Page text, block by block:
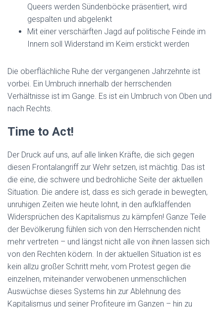
Queers werden Sündenböcke präsentiert, wird
gespalten und abgelenkt
Mit einer verschärften Jagd auf politische Feinde im
Innern soll Widerstand im Keim erstickt werden
Die oberflächliche Ruhe der vergangenen Jahrzehnte ist
vorbei. Ein Umbruch innerhalb der herrschenden
Verhältnisse ist im Gange. Es ist ein Umbruch von Oben und
nach Rechts.
Time to Act!
Der Druck auf uns, auf alle linken Kräfte, die sich gegen
diesen Frontalangriff zur Wehr setzen, ist mächtig. Das ist
die eine, die schwere und bedrohliche Seite der aktuellen
Situation. Die andere ist, dass es sich gerade in bewegten,
unruhigen Zeiten wie heute lohnt, in den aufklaffenden
Widersprüchen des Kapitalismus zu kämpfen! Ganze Teile
der Bevölkerung fühlen sich von den Herrschenden nicht
mehr vertreten – und längst nicht alle von ihnen lassen sich
von den Rechten ködern. In der aktuellen Situation ist es
kein allzu großer Schritt mehr, vom Protest gegen die
einzelnen, miteinander verwobenen unmenschlichen
Auswüchse dieses Systems hin zur Ablehnung des
Kapitalismus und seiner Profiteure im Ganzen – hin zu